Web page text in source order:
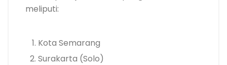
meliputi:
Kota Semarang
Surakarta (Solo)